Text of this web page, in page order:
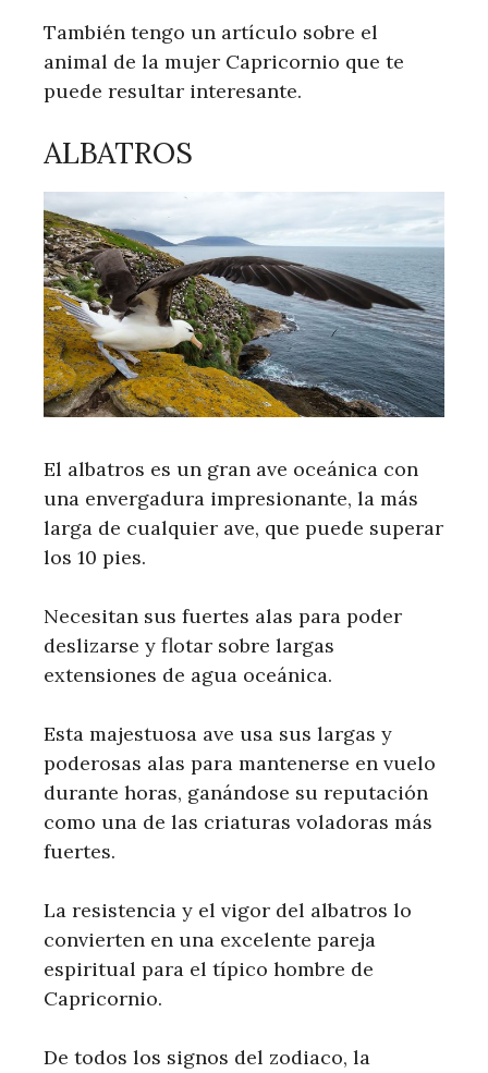
También tengo un artículo sobre el
animal de la mujer Capricornio que te
puede resultar interesante.
ALBATROS
El albatros es un gran ave oceánica con
una envergadura impresionante, la más
larga de cualquier ave, que puede superar
los 10 pies.
Necesitan sus fuertes alas para poder
deslizarse y flotar sobre largas
extensiones de agua oceánica.
Esta majestuosa ave usa sus largas y
poderosas alas para mantenerse en vuelo
durante horas, ganándose su reputación
como una de las criaturas voladoras más
fuertes.
La resistencia y el vigor del albatros lo
convierten en una excelente pareja
espiritual para el típico hombre de
Capricornio.
De todos los signos del zodiaco, la